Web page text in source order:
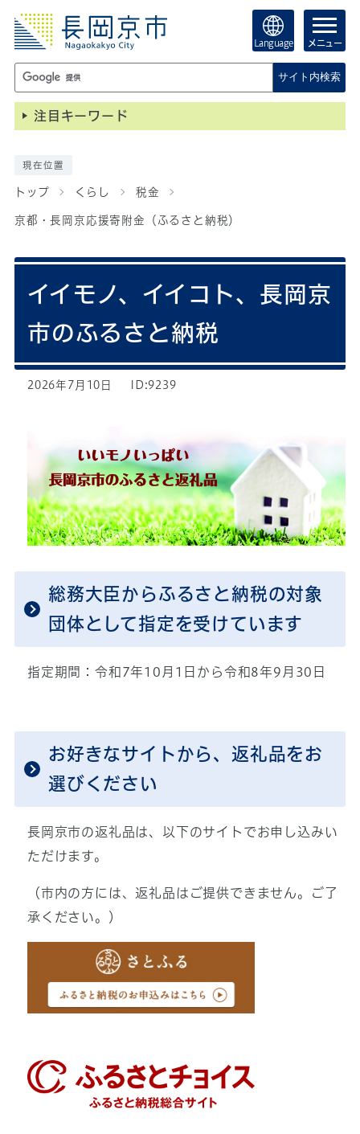
Language メニュー
サイト内検索
注目キーワード
現在位置
トップ くらし 税金
京都・長岡京応援寄附金（ふるさと納税）
イイモノ、イイコト、長岡京
市のふるさと納税
2026年7月10日 ID:9239
総務大臣からふるさと納税の対象
団体として指定を受けています
指定期間：令和7年10月1日から令和8年9月30日
お好きなサイトから、返礼品をお
選びください
長岡京市の返礼品は、以下のサイトでお申し込みい
ただけます。
（市内の方には、返礼品はご提供できません。ご了
承ください。）